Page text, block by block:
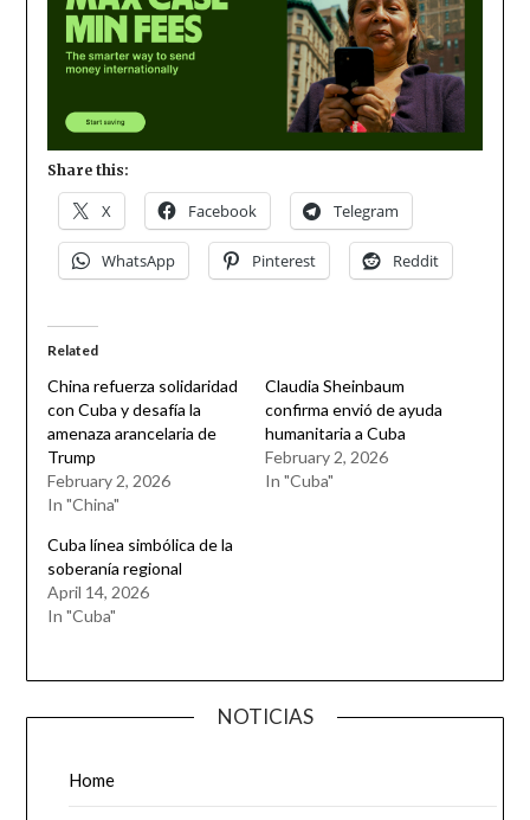
Share this:
X Facebook Telegram
WhatsApp Pinterest Reddit
Related
China refuerza solidaridad
con Cuba y desafía la
amenaza arancelaria de
Trump
February 2, 2026
In "China"
Claudia Sheinbaum
confirma envió de ayuda
humanitaria a Cuba
February 2, 2026
In "Cuba"
Cuba línea simbólica de la
soberanía regional
April 14, 2026
In "Cuba"
NOTICIAS
Home